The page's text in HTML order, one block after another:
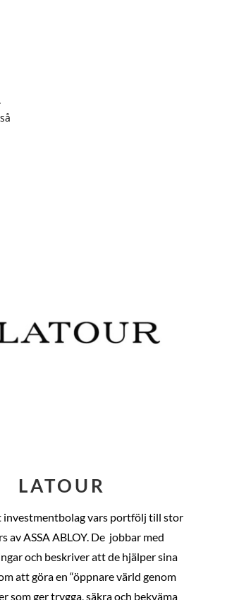
LATOUR
investmentbolag vars portfölj till stor
av ASSA ABLOY. De jobbar med
och beskriver att de hjälper sina
att göra en “öppnare värld genom
som ger trygga, säkra och bekväma